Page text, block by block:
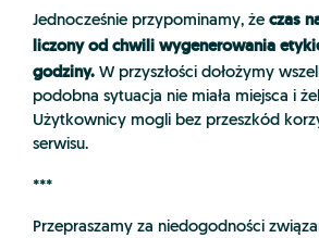
Jednocześnie przypominamy, że czas
liczony od chwili wygenerowania
godziny. W przyszłości dołożymy
podobna sytuacja nie miała miejsca i
Użytkownicy mogli bez przeszkód
serwisu.
***
Przepraszamy za niedogodności